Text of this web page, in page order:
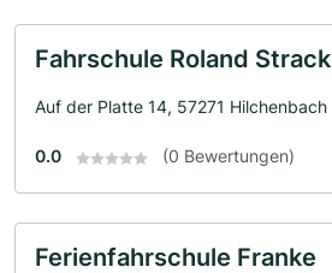
Fahrschule Roland Strack
Auf der Platte 14, 57271 Hilchenbach
0.0 (0 Bewertungen)
Ferienfahrschule Franke